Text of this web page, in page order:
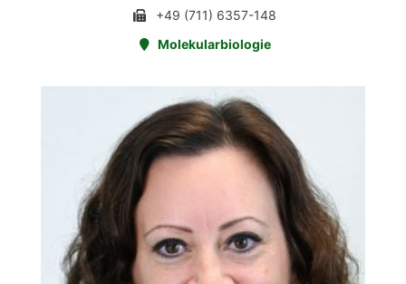
+49 (711) 6357-148
Molekularbiologie